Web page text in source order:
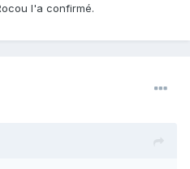
l'a confirmé.